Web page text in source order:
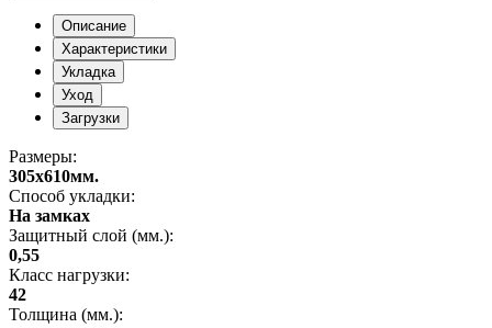
Описание
Характеристики
Укладка
Уход
Загрузки
Размеры:
305x610мм.
Способ укладки:
На замках
Защитный слой (мм.):
0,55
Класс нагрузки:
42
Толщина (мм.):